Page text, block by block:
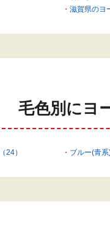
滋賀県のヨ
毛色別にヨ
24） ブルー(青